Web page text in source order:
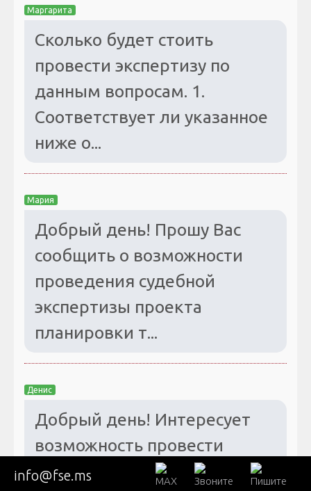
Маргарита
Сколько будет стоить
провести экспертизу по
данным вопросам. 1.
Соответствует ли указанное
ниже о...
Мария
Добрый день! Прошу Вас
сообщить о возможности
проведения судебной
экспертизы проекта
планировки т...
Денис
Добрый день! Интересует
возможность провести
экспертизу проектных
info@fse.ms